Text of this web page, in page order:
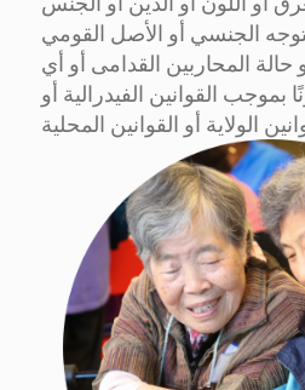
الجنسي أو الأصل القومي
حالة المحاربين القدامى أو أي
القوانين الفيدرالية أو